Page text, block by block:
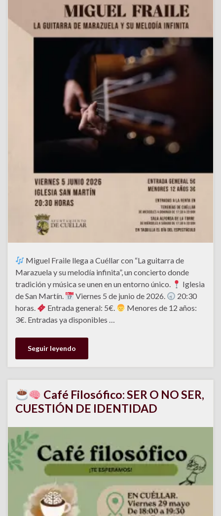
Miguel Fraile llega a Cuéllar con “La guitarra de
Marazuela y su melodía infinita”, un concierto donde
tradición y música se unen en un entorno único.
Iglesia
de San Martín.
Viernes 5 de junio de 2026.
20:30
horas.
Entrada general: 5€.
Menores de 12 años:
3€. Entradas ya disponibles …
Seguir leyendo
Café Filosófico: SER O NO SER,
CUESTIÓN DE IDENTIDAD